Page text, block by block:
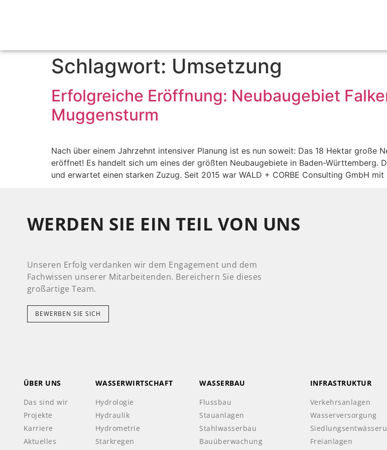
Schlagwort: Umsetzung
Erfolgreiche Eröffnung: Neubaugebiet
Muggensturm
Nach über einem Jahrzehnt intensiver Planung ist es nun soweit: Das 18 Hektar große
eröffnet! Es handelt sich um eines der größten Neubaugebiete in Baden-Württemberg.
und erwartet einen starken Zuzug. Seit 2015 war WALD + CORBE Consulting GmbH
WERDEN SIE EIN TEIL VON UNS
Unseren Erfolg verdanken wir dem Engagement und dem
Fachwissen unserer Mitarbeitenden. Bereichern Sie dieses
großartige Team.
BEWERBEN SIE SICH
ÜBER UNS
Das sind wir
Projekte
Karriere
Aktuelles
WASSERWIRTSCHAFT
Hydrologie
Hydraulik
Hydrometrie
Starkregen
WASSERBAU
Flussbau
Stauanlagen
Stahlwasserbau
Bauüberwachung
INFRASTRUKTUR
Verkehrsanlagen
Wasserversorgung
Freianlagen